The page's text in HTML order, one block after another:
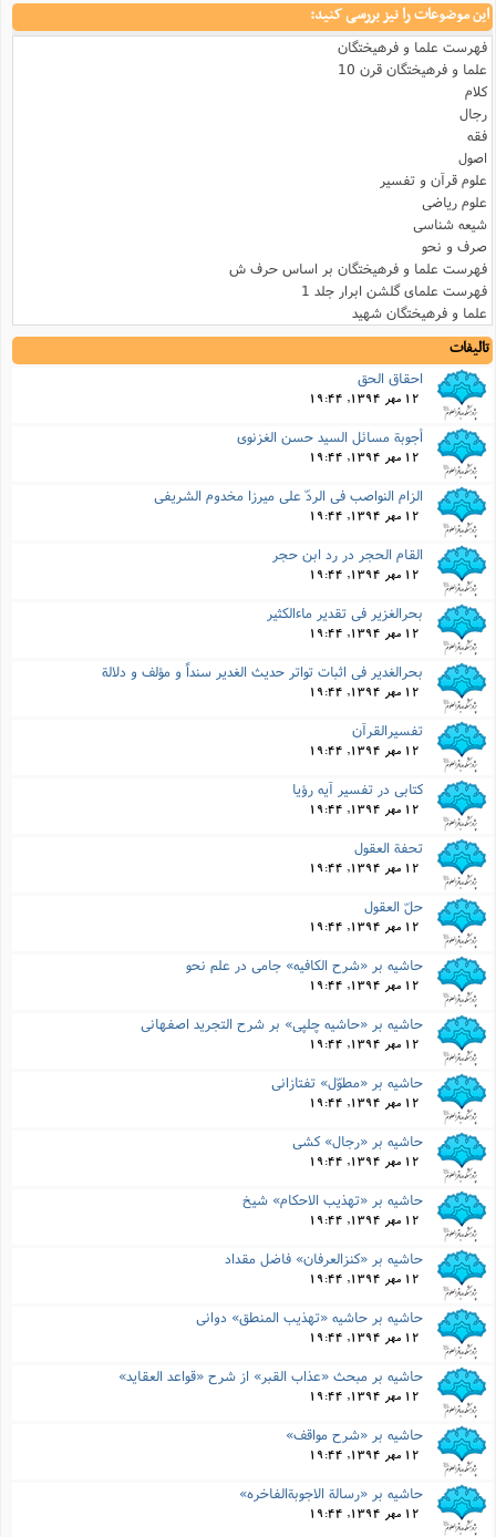
این موضوعات را نیز بررسی کنید:
فهرست علما و فرهیختگان
علما و فرهیختگان قرن 10
کلام
رجال
فقه
اصول
علوم قرآن و تفسیر
علوم ریاضی
شیعه شناسی
صرف و نحو
فهرست علما و فرهیختگان بر اساس حرف ش
فهرست علمای گلشن ابرار جلد 1
علما و فرهیختگان شهید
تالیفات
احقاق الحق
12 مهر 1394, 19:44
أجوبة مسائل السید حسن الغزنوى
12 مهر 1394, 19:44
الزام النواصب فى الردّ على میرزا مخدوم الشریفى
12 مهر 1394, 19:44
القام الحجر در رد ابن حجر
12 مهر 1394, 19:44
بحرالغزیر فى تقدیر ماءالکثیر
12 مهر 1394, 19:44
بحرالغدیر فى اثبات تواتر حدیث الغدیر سنداً و مؤلف و دلالة
12 مهر 1394, 19:44
تفسیرالقرآن
12 مهر 1394, 19:44
کتابى در تفسیر آیه رؤیا
12 مهر 1394, 19:44
تحفة العقول
12 مهر 1394, 19:44
حلّ العقول
12 مهر 1394, 19:44
حاشیه بر «شرح الکافیه» جامى در علم نحو
12 مهر 1394, 19:44
حاشیه بر «حاشیه چلپى» بر شرح التجرید اصفهانى
12 مهر 1394, 19:44
حاشیه بر «مطوّل» تفتازانى
12 مهر 1394, 19:44
حاشیه بر «رجال» کشى
12 مهر 1394, 19:44
حاشیه بر «تهذیب الاحکام» شیخ
12 مهر 1394, 19:44
حاشیه بر «کنزالعرفان» فاضل مقداد
12 مهر 1394, 19:44
حاشیه بر حاشیه «تهذیب المنطق» دوانى
12 مهر 1394, 19:44
حاشیه بر مبحث «عذاب القبر» از شرح «قواعد العقاید»
12 مهر 1394, 19:44
حاشیه بر «شرح مواقف»
12 مهر 1394, 19:44
حاشیه بر «رسالة الاجوبةالفاخره»
12 مهر 1394, 19:44